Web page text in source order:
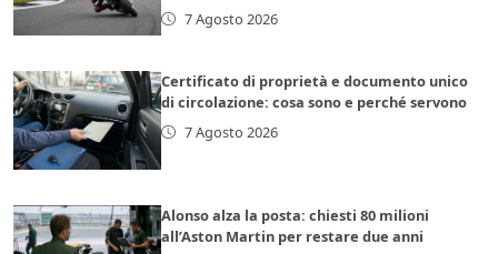
7 Agosto 2026
Certificato di proprietà e documento unico
di circolazione: cosa sono e perché servono
7 Agosto 2026
Alonso alza la posta: chiesti 80 milioni
all’Aston Martin per restare due anni